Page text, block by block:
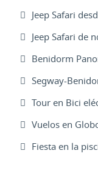
Jeep Safari
Jeep Safari de
Benidorm
Segway-
Tour en Bici
Vuelos en
Fiesta en la